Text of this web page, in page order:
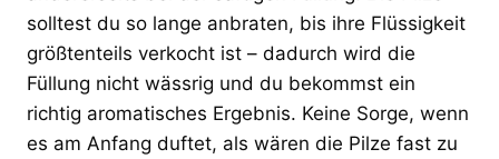
solltest du so lange anbraten, bis ihre Flüssigkeit
größtenteils verkocht ist – dadurch wird die
Füllung nicht wässrig und du bekommst ein
richtig aromatisches Ergebnis. Keine Sorge, wenn
es am Anfang duftet, als wären die Pilze fast zu